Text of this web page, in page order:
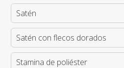
Satén
Satén con flecos dorados
Stamina de poliéster